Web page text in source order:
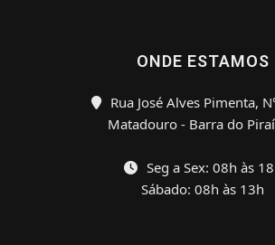
ONDE ESTAMOS
Rua José Alves Pimenta,
Matadouro - Barra do Piraí
Seg a Sex: 08h às
Sábado: 08h às 13h